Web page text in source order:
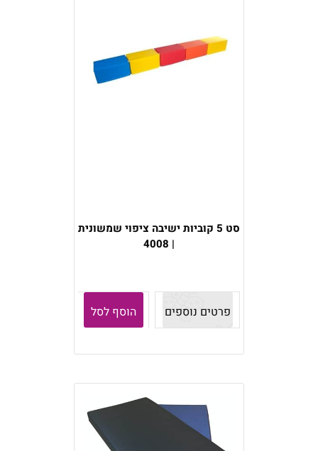
סט 5 קוביות ישיבה ציפוי שמשונית
| 4008
פרטים נוספים הוסף לסל